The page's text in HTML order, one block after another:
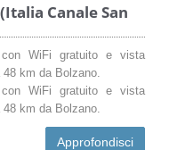
Canale San
con WiFi gratuito e vista
km da Bolzano.
con WiFi gratuito e vista
km da Bolzano.
Approfondisci